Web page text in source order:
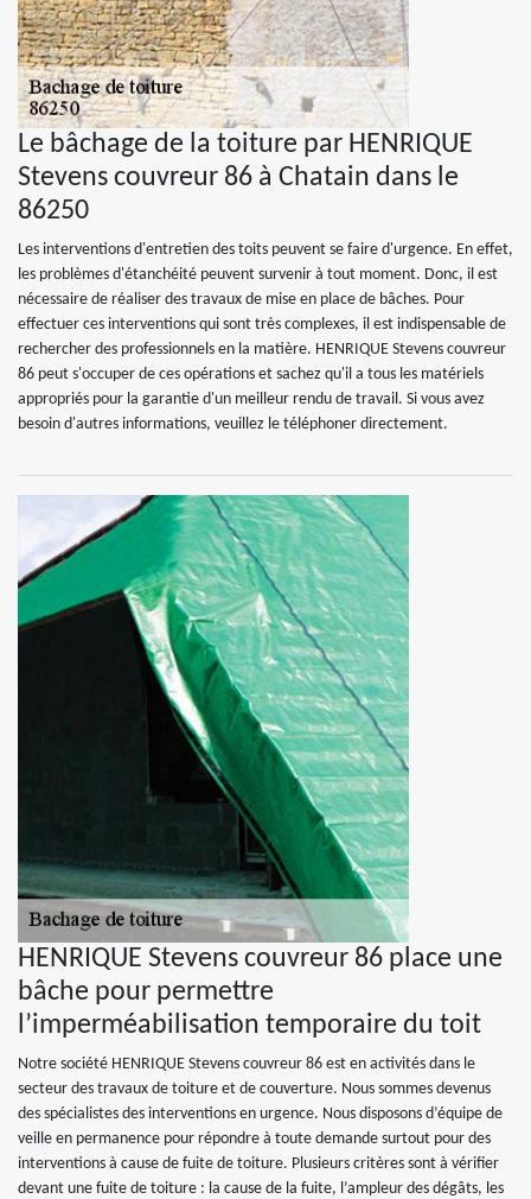
Le bâchage de la toiture par HENRIQUE
Stevens couvreur 86 à Chatain dans le
86250
Les interventions d'entretien des toits peuvent se faire d'urgence. En effet,
les problèmes d'étanchéité peuvent survenir à tout moment. Donc, il est
nécessaire de réaliser des travaux de mise en place de bâches. Pour
effectuer ces interventions qui sont très complexes, il est indispensable de
rechercher des professionnels en la matière. HENRIQUE Stevens couvreur
86 peut s'occuper de ces opérations et sachez qu'il a tous les matériels
appropriés pour la garantie d'un meilleur rendu de travail. Si vous avez
besoin d'autres informations, veuillez le téléphoner directement.
HENRIQUE Stevens couvreur 86 place une
bâche pour permettre
l’imperméabilisation temporaire du toit
Notre société HENRIQUE Stevens couvreur 86 est en activités dans le
secteur des travaux de toiture et de couverture. Nous sommes devenus
des spécialistes des interventions en urgence. Nous disposons d’équipe de
veille en permanence pour répondre à toute demande surtout pour des
interventions à cause de fuite de toiture. Plusieurs critères sont à vérifier
devant une fuite de toiture : la cause de la fuite, l’ampleur des dégâts, les